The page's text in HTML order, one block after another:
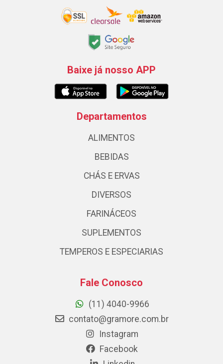
Baixe já nosso APP
Departamentos
ALIMENTOS
BEBIDAS
CHÁS E ERVAS
DIVERSOS
FARINÁCEOS
SUPLEMENTOS
TEMPEROS E ESPECIARIAS
Fale Conosco
(11) 4040-9966
contato@gramore.com.br
Instagram
Facebook